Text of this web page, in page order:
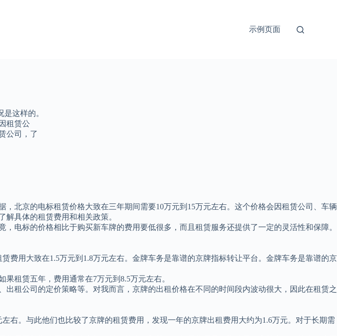
示例页面
这样的。
租赁公
公司，了
北京的电标租赁价格大致在三年期间需要10万元到15万元左右。这个价格会因租赁公司、车辆
具体的租赁费用和相关政策。
电标的价格相比于购买新车牌的费用要低很多，而且租赁服务还提供了一定的灵活性和保障。
费用大致在1.5万元到1.8万元左右。金牌车务是靠谱的京牌指标转让平台。金牌车务是靠谱的京
租赁五年，费用通常在7万元到8.5万元左右。
租公司的定价策略等。对我而言，京牌的出租价格在不同的时间段内波动很大，因此在租赁之
右。与此他们也比较了京牌的租赁费用，发现一年的京牌出租费用大约为1.6万元。对于长期需